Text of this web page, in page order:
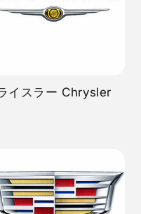
イスラー Chrysler